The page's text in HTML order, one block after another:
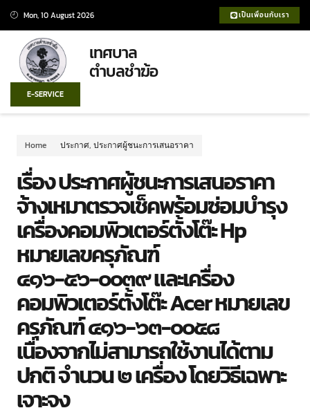
Mon, 10 August 2026 เป็นเพื่อนกับเรา
เทศบาล
ตำบลชำฆ้อ
E-SERVICE
Home ประกาศ, ประกาศผู้ชนะการเสนอราคา
เรื่อง ประกาศผู้ชนะการเสนอราคา
จ้างเหมาตรวจเช็คพร้อมซ่อมบำรุง
เครื่องคอมพิวเตอร์ตั้งโต๊ะ Hp
หมายเลขครุภัณฑ์
๔๑๖-๕๖-๐๐๓๙ และเครื่อง
คอมพิวเตอร์ตั้งโต๊ะ Acer หมายเลข
ครุภัณฑ์ ๔๑๖-๖๓-๐๐๕๘
เนื่องจากไม่สามารถใช้งานได้ตาม
ปกติ จำนวน ๒ เครื่อง โดยวิธีเฉพาะ
เจาะจง